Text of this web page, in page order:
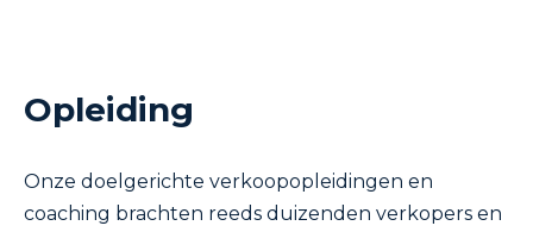
Opleiding
Onze doelgerichte verkoopopleidingen en
coaching brachten reeds duizenden verkopers en